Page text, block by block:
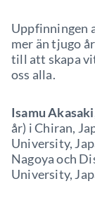
Uppfinningen
mer än tjugo
till att skapa
oss alla.
Isamu Akasaki
år) i Chiran,
University,
Nagoya och
University,